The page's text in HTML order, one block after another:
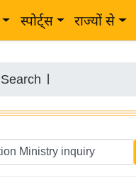
स्पोर्ट्स राज्यों से
Search